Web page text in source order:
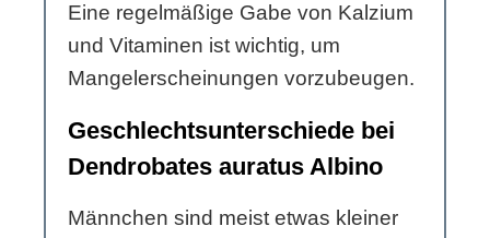
Eine regelmäßige Gabe von Kalzium
und Vitaminen ist wichtig, um
Mangelerscheinungen vorzubeugen.
Geschlechtsunterschiede bei
Dendrobates auratus Albino
Männchen sind meist etwas kleiner